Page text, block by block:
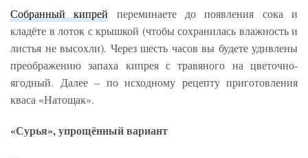
Собранный кипрей переминаете до появления сока и
кладёте в лоток с крышкой (чтобы сохранилась влажность и
листья не высохли). Через шесть часов вы будете удивлены
преображению запаха кипрея с травяного на цветочно-
ягодный. Далее – по исходному рецепту приготовления
кваса «Натощак».
«Сурья», упрощённый вариант